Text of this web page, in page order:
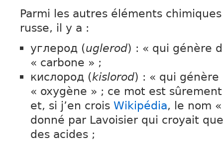
Parmi les autres éléments
russe, il y a :
углерод (uglerod) : « qui génère
« carbone » ;
кислород (kislorod) : « qui génère
« oxygène » ; ce mot est
et, si j’en crois Wikipédia, le nom
donné par Lavoisier qui croyait
des acides ;